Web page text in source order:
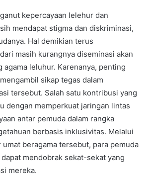
kepercayaan lelehur dan
mendapat stigma dan diskriminasi,
Hal demikian terus
masih kurangnya diseminasi akan
agama leluhur. Karenanya, penting
sikap tegas dalam
tersebut. Salah satu kontribusi yang
dengan memperkuat jaringan lintas
antar pemuda dalam rangka
berbasis inklusivitas. Melalui
beragama tersebut, para pemuda
mendobrak sekat-sekat yang
mereka.